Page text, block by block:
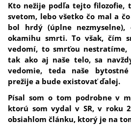
Kto nežije podľa tejto filozofie,
svetom, lebo všetko čo mal a
bol hrdý (úplne
okamihu smrti.To však, čím
vedomí, to smrťou nestratíme,
tak ako aj naše telo, sa
vedomie, teda naše
prežije a bude existovať ďalej.
Písal som o tom podrobne v
ktorú som vydal v SR, v roku
obsiahlom článku, ktorý je na